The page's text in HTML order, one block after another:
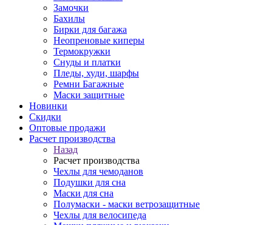
Замочки
Бахилы
Бирки для багажа
Неопреновые киперы
Термокружки
Снуды и платки
Пледы, худи, шарфы
Ремни Багажные
Маски защитные
Новинки
Скидки
Оптовые продажи
Расчет производства
Назад
Расчет производства
Чехлы для чемоданов
Подушки для сна
Маски для сна
Полумаски - маски ветрозащитные
Чехлы для велосипеда